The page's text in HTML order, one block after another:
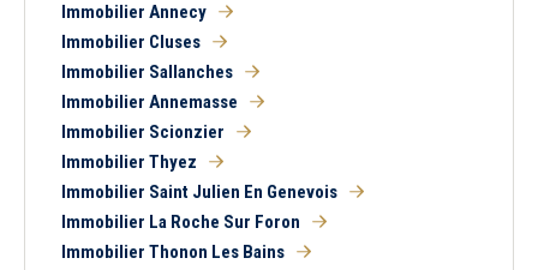
Immobilier Annecy
Immobilier Cluses
Immobilier Sallanches
Immobilier Annemasse
Immobilier Scionzier
Immobilier Thyez
Immobilier Saint Julien En Genevois
Immobilier La Roche Sur Foron
Immobilier Thonon Les Bains